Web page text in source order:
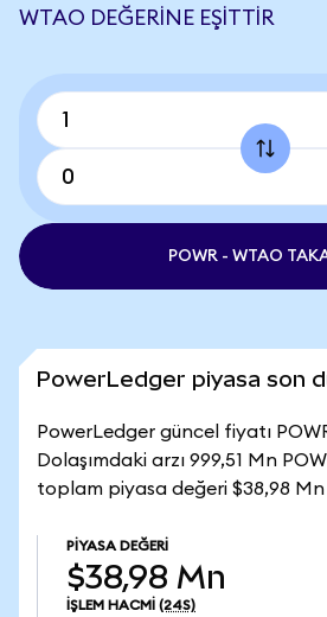
WTAO DEĞERINE EŞITTIR
POWR - WTAO
PowerLedger piyasa son
PowerLedger güncel fiyatı
Dolaşımdaki arzı 999,51 Mn
toplam piyasa değeri $38,98 Mn
PIYASA DEĞERI
$38,98 Mn
İŞLEM HACMI (24S)